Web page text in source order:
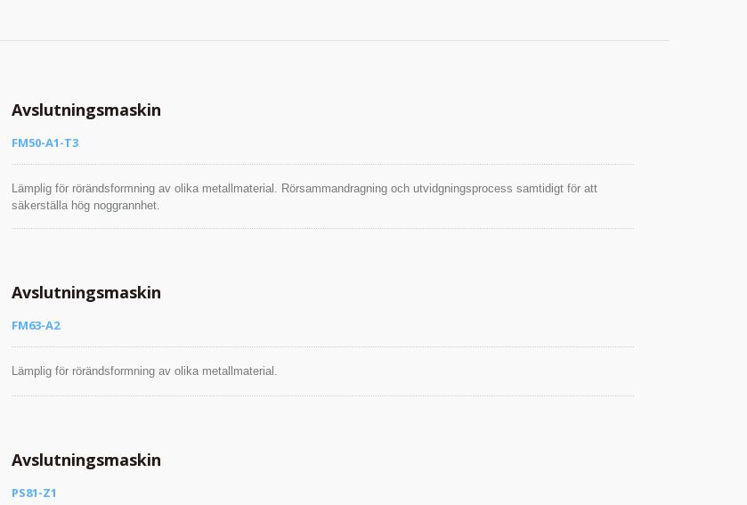
Avslutningsmaskin
FM50-A1-T3
Lämplig för rörändsformning av olika metallmaterial. Rörsammandragning och utvidgningsprocess samtidigt för att
säkerställa hög noggrannhet.
Avslutningsmaskin
FM63-A2
Lämplig för rörändsformning av olika metallmaterial.
Avslutningsmaskin
PS81-Z1